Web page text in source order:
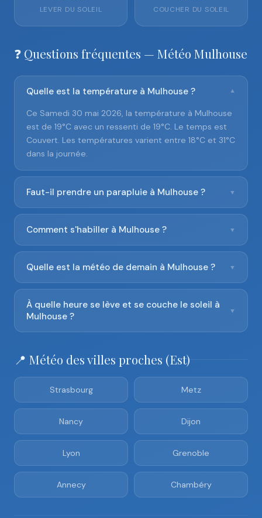
LEVER DU SOLEIL COUCHER DU SOLEIL
❓ Questions fréquentes — Météo Mulhouse
Quelle est la température à Mulhouse ? ▼
Ce Samedi 30 mai 2026, la température à Mulhouse
est de 19°C avec un ressenti de 19°C. Le temps est
Couvert. Les températures varient entre 18°C et 31°C
dans la journée.
Faut-il prendre un parapluie à Mulhouse ? ▼
Comment s'habiller à Mulhouse ? ▼
Quelle est la météo de demain à Mulhouse ? ▼
À quelle heure se lève et se couche le soleil à
Mulhouse ?
▼
📍 Météo des villes proches (Est)
Strasbourg Metz
Nancy Dijon
Lyon Grenoble
Annecy Chambéry